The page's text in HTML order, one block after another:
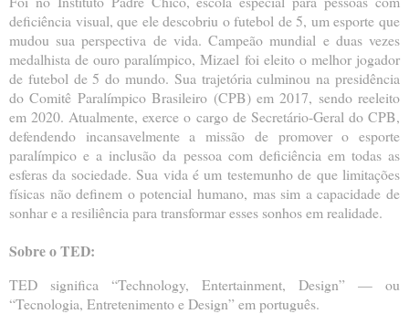
deficiência visual, que ele descobriu o futebol de 5, um esporte que
mudou sua perspectiva de vida. Campeão mundial e duas vezes
medalhista de ouro paralímpico, Mizael foi eleito o melhor jogador
de futebol de 5 do mundo. Sua trajetória culminou na presidência
do Comitê Paralímpico Brasileiro (CPB) em 2017, sendo reeleito
em 2020. Atualmente, exerce o cargo de Secretário-Geral do CPB,
defendendo incansavelmente a missão de promover o esporte
paralímpico e a inclusão da pessoa com deficiência em todas as
esferas da sociedade. Sua vida é um testemunho de que limitações
físicas não definem o potencial humano, mas sim a capacidade de
sonhar e a resiliência para transformar esses sonhos em realidade.
Sobre o TED:
TED significa “Technology, Entertainment, Design” — ou
“Tecnologia, Entretenimento e Design” em português.